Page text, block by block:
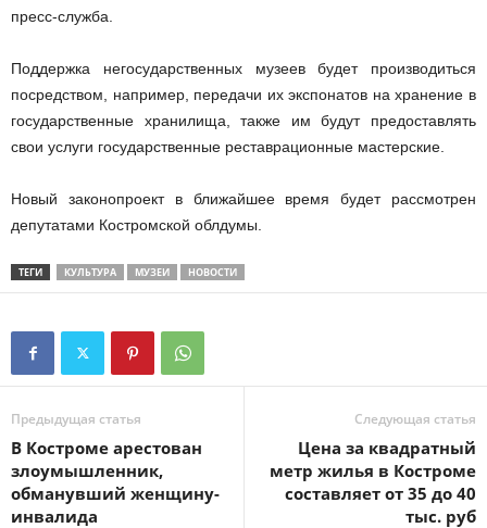
пресс-служба.
Поддержка негосударственных музеев будет производиться
посредством, например, передачи их экспонатов на хранение в
государственные хранилища, также им будут предоставлять
свои услуги государственные реставрационные мастерские.
Новый законопроект в ближайшее время будет рассмотрен
депутатами Костромской облдумы.
ТЕГИ КУЛЬТУРА МУЗЕИ НОВОСТИ
Предыдущая статья
В Костроме арестован
злоумышленник,
обманувший женщину-
инвалида
Следующая статья
Цена за квадратный
метр жилья в Костроме
составляет от 35 до 40
тыс. руб